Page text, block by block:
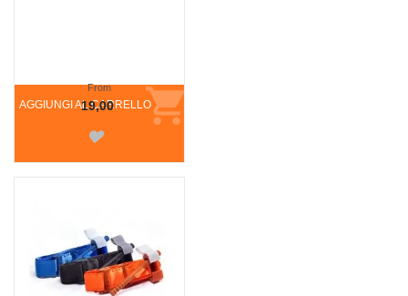
AGGIUNGI AL CARRELLO
From
19,00